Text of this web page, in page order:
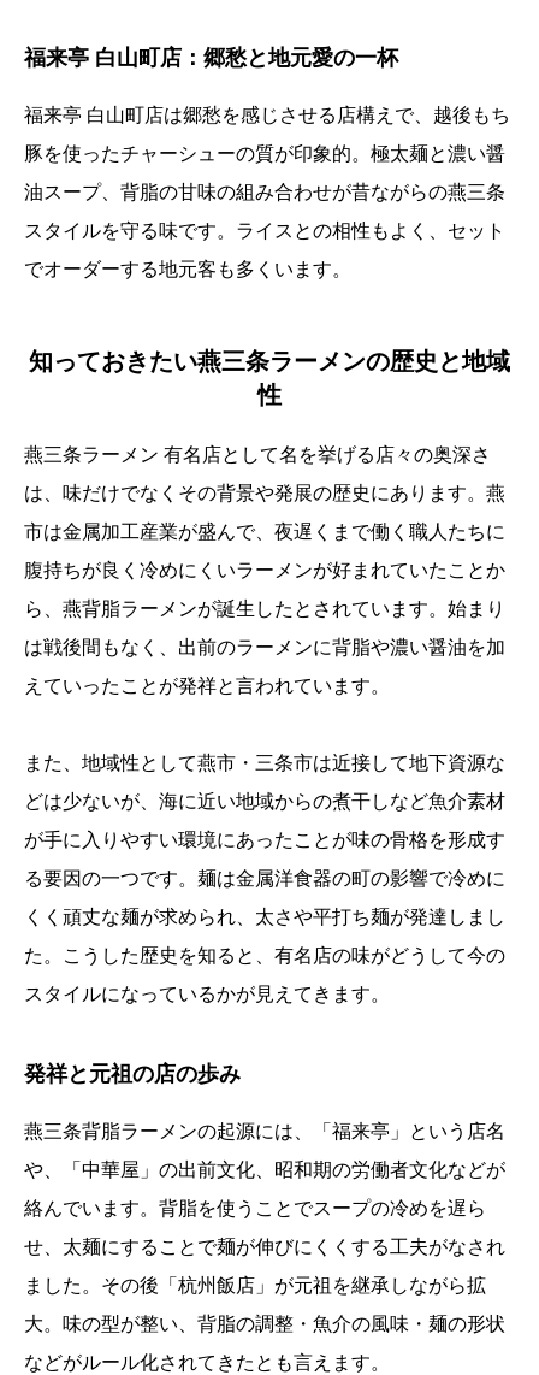
福来亭 白山町店：郷愁と地元愛の一杯
福来亭 白山町店は郷愁を感じさせる店構えで、越後もち
豚を使ったチャーシューの質が印象的。極太麺と濃い醤
油スープ、背脂の甘味の組み合わせが昔ながらの燕三条
スタイルを守る味です。ライスとの相性もよく、セット
でオーダーする地元客も多くいます。
知っておきたい燕三条ラーメンの歴史と地域
性
燕三条ラーメン 有名店として名を挙げる店々の奥深さ
は、味だけでなくその背景や発展の歴史にあります。燕
市は金属加工産業が盛んで、夜遅くまで働く職人たちに
腹持ちが良く冷めにくいラーメンが好まれていたことか
ら、燕背脂ラーメンが誕生したとされています。始まり
は戦後間もなく、出前のラーメンに背脂や濃い醤油を加
えていったことが発祥と言われています。
また、地域性として燕市・三条市は近接して地下資源な
どは少ないが、海に近い地域からの煮干しなど魚介素材
が手に入りやすい環境にあったことが味の骨格を形成す
る要因の一つです。麺は金属洋食器の町の影響で冷めに
くく頑丈な麺が求められ、太さや平打ち麺が発達しまし
た。こうした歴史を知ると、有名店の味がどうして今の
スタイルになっているかが見えてきます。
発祥と元祖の店の歩み
燕三条背脂ラーメンの起源には、「福来亭」という店名
や、「中華屋」の出前文化、昭和期の労働者文化などが
絡んでいます。背脂を使うことでスープの冷めを遅ら
せ、太麺にすることで麺が伸びにくくする工夫がなされ
ました。その後「杭州飯店」が元祖を継承しながら拡
大。味の型が整い、背脂の調整・魚介の風味・麺の形状
などがルール化されてきたとも言えます。